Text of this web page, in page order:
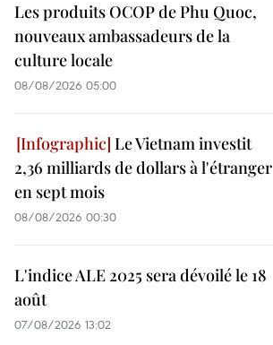
Les produits OCOP de Phu Quoc,
nouveaux ambassadeurs de la
culture locale
08/08/2026 05:00
Le Vietnam investit
2,36 milliards de dollars à l'étranger
en sept mois
08/08/2026 00:30
L'indice ALE 2025 sera dévoilé le 18
août
07/08/2026 13:02